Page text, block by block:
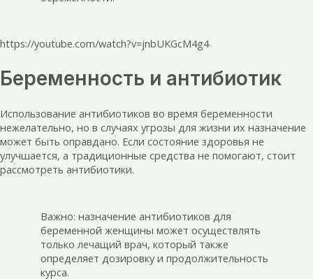
https://youtube.com/watch?v=jnbUKGcM4g4
Беременность и антибиотик
Использование антибиотиков во время беременности
нежелательно, но в случаях угрозы для жизни их назначение
может быть оправдано. Если состояние здоровья не
улучшается, а традиционные средства не помогают, стоит
рассмотреть антибиотики.
Важно: назначение антибиотиков для
беременной женщины может осуществлять
только лечащий врач, который также
определяет дозировку и продолжительность
курса.